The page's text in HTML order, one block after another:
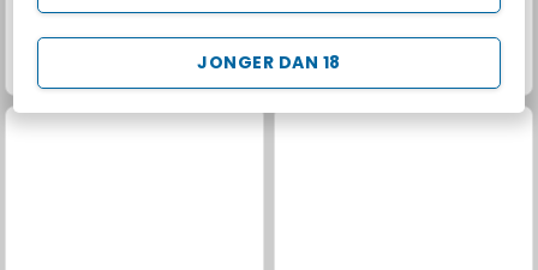
JONGER DAN 18
Grand Mahjong Connect Trollface Quest: USA 2